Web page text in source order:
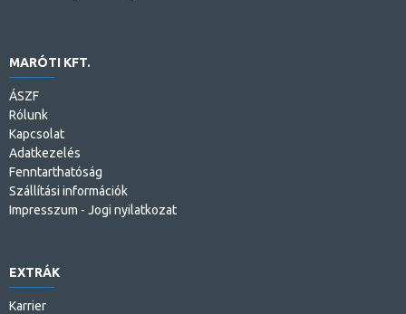
MARÓTI KFT.
ÁSZF
Rólunk
Kapcsolat
Adatkezelés
Fenntarthatóság
Szállítási információk
Impresszum - Jogi nyilatkozat
EXTRÁK
Karrier